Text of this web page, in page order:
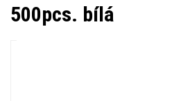
500pcs. bílá